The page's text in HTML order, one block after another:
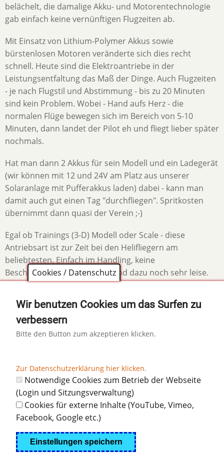
belächelt, die damalige Akku- und Motorentechnologie
gab einfach keine vernünftigen Flugzeiten ab.
Mit Einsatz von Lithium-Polymer Akkus sowie
bürstenlosen Motoren veränderte sich dies recht
schnell. Heute sind die Elektroantriebe in der
Leistungsentfaltung das Maß der Dinge. Auch Flugzeiten
- je nach Flugstil und Abstimmung - bis zu 20 Minuten
sind kein Problem. Wobei - Hand aufs Herz - die
normalen Flüge bewegen sich im Bereich von 5-10
Minuten, dann landet der Pilot eh und fliegt lieber später
nochmals.
Hat man dann 2 Akkus für sein Modell und ein Ladegerät
(wir können mit 12 und 24V am Platz aus unserer
Solaranlage mit Pufferakkus laden) dabei - kann man
damit auch gut einen Tag "durchfliegen". Spritkosten
übernimmt dann quasi der Verein ;-)
Egal ob Trainings (3-D) Modell oder Scale - diese
Antriebsart ist zur Zeit bei den Helifliegern am
beliebtesten. Einfach im Handling, keine
Beschaffungsthemen (Sprit) und dazu noch sehr leise.
Links
für
Blättern
im
Buch
Elektrohelis
Verbrennerhelis
Nach
Turbinenhelis
Diese Seite teilen auf:
Kontakt|Impressum|Datenschutzerklärung
© 2024 Modellflugverein Böblingen e.V.
Cookies / Datenschutz
Wir benutzen Cookies um das Surfen zu
verbessern
Bitte den Button zum akzeptieren klicken.
Zur Datenschutzerklärung hier klicken.
Notwendige Cookies zum Betrieb der Webseite
(Login und Sitzungsverwaltung)
Cookies für externe Inhalte (YouTube, Vimeo,
Facebook, Google etc.)
Einstellungen speichern